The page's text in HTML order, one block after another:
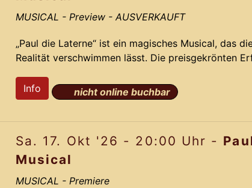
MUSICAL - Preview - AUSVERKAUFT
„Paul die Laterne“ ist ein magisches Musical, das
Realität verschwimmen lässt. Die preisgekrönten
auf der dramatisch lustigen Story und den
aus dem Jahr 2012 gelingt Komponist Jochen
Pa
Info nicht online buchbar
Sa. 17. Okt '26 - 20:00 Uhr -
Musical
MUSICAL - Premiere